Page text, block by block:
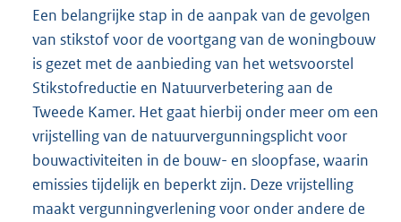
Een belangrijke stap in de aanpak van de gevolgen
van stikstof voor de voortgang van de woningbouw
is gezet met de aanbieding van het wetsvoorstel
Stikstofreductie en Natuurverbetering aan de
Tweede Kamer. Het gaat hierbij onder meer om een
vrijstelling van de natuurvergunningsplicht voor
bouwactiviteiten in de bouw- en sloopfase, waarin
emissies tijdelijk en beperkt zijn. Deze vrijstelling
maakt vergunningverlening voor onder andere de